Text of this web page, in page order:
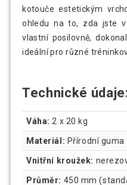
kotouče estetickým
ohledu na to, zda jste
vlastní posilovně,
ideální pro různé
Technické údaje:
Váha: 2 x 20 kg
Materiál: Přírodní guma
Vnitřní kroužek:
Průměr: 450 mm